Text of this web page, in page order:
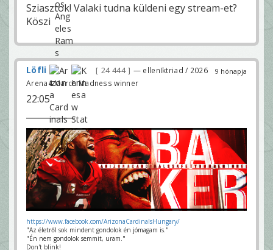
Sziasztok! Valaki tudna küldeni egy stream-et?
Köszi
9 hónapja
Löfli 24 444
— ellenIktriad / 2026
Arena4 March Madness winner
22:05
https://www.facebook.com/ArizonaCardinalsHungary/
"Az életről sok mindent gondolok én jómagam is."
"Én nem gondolok semmit, uram."
Don't blink!